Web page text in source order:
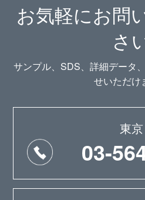
お気軽にお問
さ
サンプル、SDS、詳細データ
せいただけ
東京
03-